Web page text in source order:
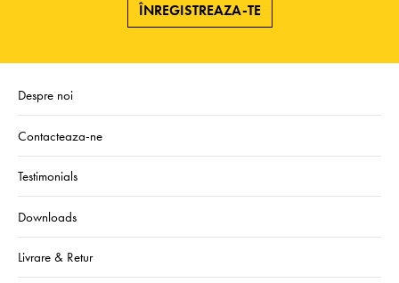
ÎNREGISTREAZA-TE
Despre noi
Contacteaza-ne
Testimonials
Downloads
Livrare & Retur